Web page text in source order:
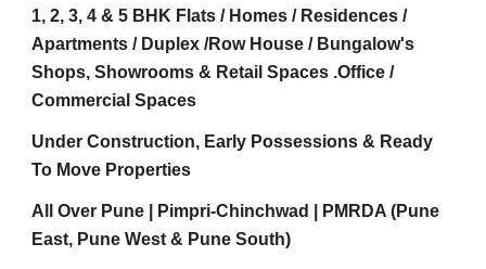
1, 2, 3, 4 & 5 BHK Flats / Homes / Residences /
Apartments / Duplex /Row House / Bungalow's
Shops, Showrooms & Retail Spaces .Office /
Commercial Spaces
Under Construction, Early Possessions & Ready
To Move Properties
All Over Pune | Pimpri-Chinchwad | PMRDA (Pune
East, Pune West & Pune South)